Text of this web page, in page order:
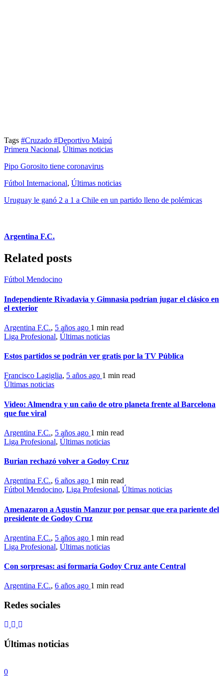
Tags #Cruzado #Deportivo Maipú
Primera Nacional, Últimas noticias
Pipo Gorosito tiene coronavirus
Fútbol Internacional, Últimas noticias
Uruguay le ganó 2 a 1 a Chile en un partido lleno de polémicas
Argentina F.C.
Related posts
Fútbol Mendocino
Independiente Rivadavia y Gimnasia podrían jugar el clásico en
el exterior
Argentina F.C., 5 años ago 1 min read
Liga Profesional, Últimas noticias
Estos partidos se podrán ver gratis por la TV Pública
Francisco Lagiglia, 5 años ago 1 min read
Últimas noticias
Video: Almendra y un caño de otro planeta frente al Barcelona
que fue viral
Argentina F.C., 5 años ago 1 min read
Liga Profesional, Últimas noticias
Burian rechazó volver a Godoy Cruz
Argentina F.C., 6 años ago 1 min read
Fútbol Mendocino, Liga Profesional, Últimas noticias
Amenazaron a Agustín Manzur por pensar que era pariente del
presidente de Godoy Cruz
Argentina F.C., 5 años ago 1 min read
Liga Profesional, Últimas noticias
Con sorpresas: así formaría Godoy Cruz ante Central
Argentina F.C., 6 años ago 1 min read
Redes sociales
Últimas noticias
0